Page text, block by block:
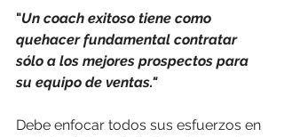
"Un coach exitoso tiene como
quehacer fundamental contratar
sólo a los mejores prospectos para
su equipo de ventas."
Debe enfocar todos sus esfuerzos en